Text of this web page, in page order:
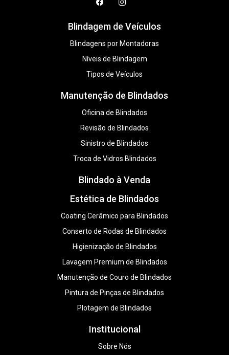
Blindagem de Veículos
Blindagens por Montadoras
Níveis de Blindagem
Tipos de Veículos
Manutenção de Blindados
Oficina de Blindados
Revisão de Blindados
Sinistro de Blindados
Troca de Vidros Blindados
Blindado à Venda
Estética de Blindados
Coating Cerâmico para Blindados
Conserto de Rodas de Blindados
Higienização de Blindados
Lavagem Premium de Blindados
Manutenção de Couro de Blindados
Pintura de Pinças de Blindados
Plotagem de Blindados
Institucional
Sobre Nós